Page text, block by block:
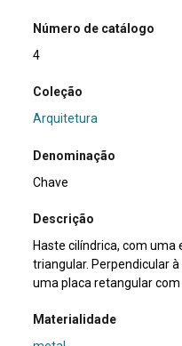
Número de catálogo
4
Coleção
Arquitetura
Denominação
Chave
Descrição
Haste cilíndrica, com
triangular. Perpendicular
uma placa retangular
Materialidade